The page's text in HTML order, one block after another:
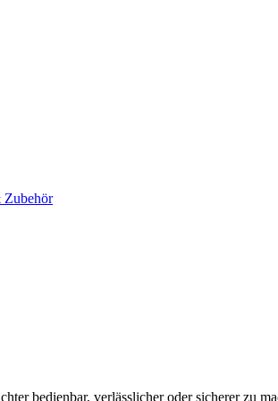
Zubehör
bedienbar, verlässlicher oder sicherer zu